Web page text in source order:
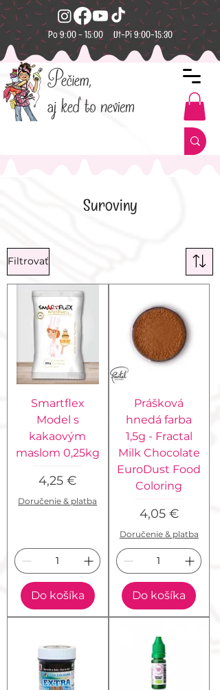
Po 9:00 - 15:00 Ut-Pi 9:00-15:30
Suroviny
Filtrovať
Smartflex
Model s
kakaovým
maslom 0,25kg
Cena
4,25 €
Doručenie & platba
Do košíka
Prášková
hnedá farba
1,5g - Fractal
Milk Chocolate
EuroDust Food
Coloring
Cena
4,05 €
Doručenie & platba
Do košíka